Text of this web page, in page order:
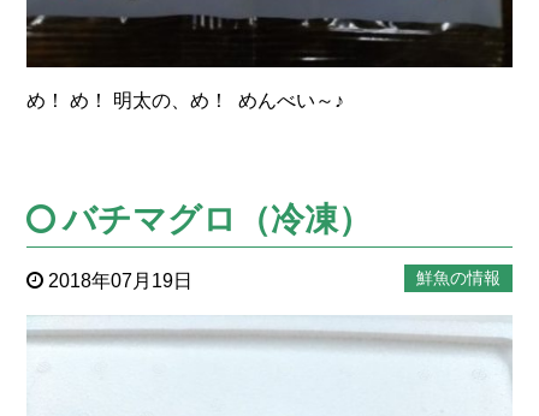
め！ め！ 明太の、め！ めんべい～♪
バチマグロ（冷凍）
2018年07月19日 鮮魚の情報